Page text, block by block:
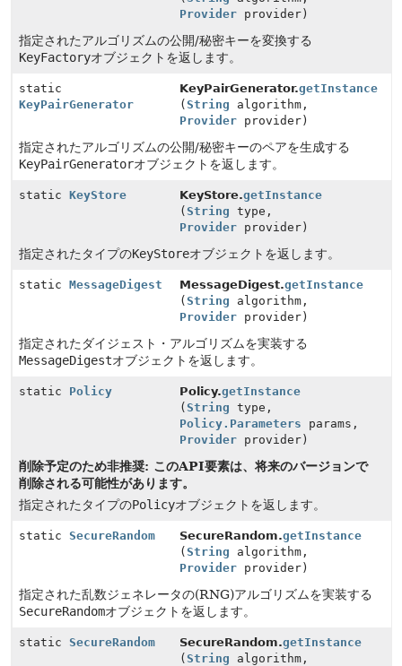
Provider provider)
指定されたアルゴリズムの公開/秘密キーを変換する
KeyFactoryオブジェクトを返します。
static
KeyPairGenerator
KeyPairGenerator.getInstance
(String algorithm,
Provider provider)
指定されたアルゴリズムの公開/秘密キーのペアを生成する
KeyPairGeneratorオブジェクトを返します。
static KeyStore KeyStore.getInstance
(String type,
Provider provider)
指定されたタイプのKeyStoreオブジェクトを返します。
static MessageDigest MessageDigest.getInstance
(String algorithm,
Provider provider)
指定されたダイジェスト・アルゴリズムを実装する
MessageDigestオブジェクトを返します。
static Policy Policy.getInstance
(String type,
Policy.Parameters params,
Provider provider)
削除予定のため非推奨: このAPI要素は、将来のバージョンで
削除される可能性があります。
指定されたタイプのPolicyオブジェクトを返します。
static SecureRandom SecureRandom.getInstance
(String algorithm,
Provider provider)
指定された乱数ジェネレータの(RNG)アルゴリズムを実装する
SecureRandomオブジェクトを返します。
static SecureRandom SecureRandom.getInstance
(String algorithm,